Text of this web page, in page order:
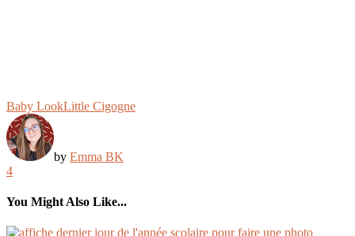
Baby LookLittle Cigogne
by Emma BK
4
You Might Also Like...